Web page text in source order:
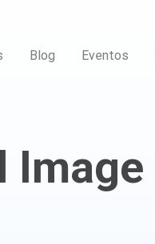
Blog Eventos
Image